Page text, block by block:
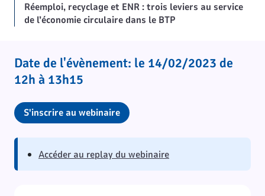
Réemploi, recyclage et ENR : trois leviers au service
de l’économie circulaire dans le BTP
Date de l'évènement: le 14/02/2023 de
12h à 13h15
S'inscrire au webinaire
Accéder au replay du webinaire